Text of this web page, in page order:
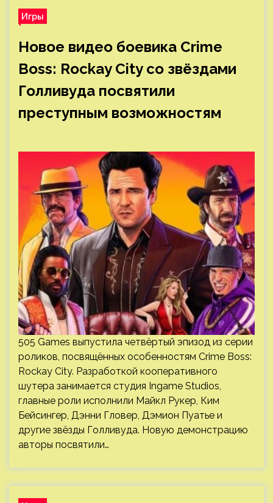
Игры
Новое видео боевика Crime
Boss: Rockay City со звёздами
Голливуда посвятили
преступным возможностям
505 Games выпустила четвёртый эпизод из серии
роликов, посвящённых особенностям Crime Boss:
Rockay City. Разработкой кооперативного
шутера занимается студия Ingame Studios,
главные роли исполнили Майкл Рукер, Ким
Бейсингер, Дэнни Гловер, Дэмион Пуатье и
другие звёзды Голливуда. Новую демонстрацию
авторы посвятили…